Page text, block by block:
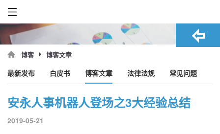
博客 博客文章
最新发布 白皮书 博客文章 法律法规 常见问题
安永人事机器人登场之3大经验总结
2019-05-21